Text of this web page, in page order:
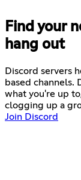
Find your
hang out
Discord servers
based channels.
what you're up
clogging up a
Join Discord